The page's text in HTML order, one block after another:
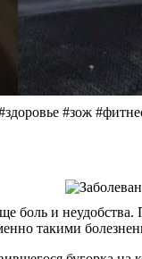
#зож
боль и
такими